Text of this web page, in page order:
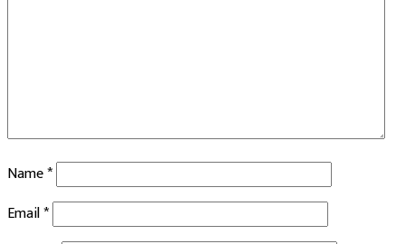
Name*
Email*